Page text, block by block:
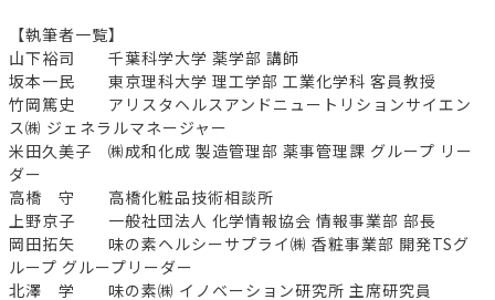
【執筆者一覧】
山下裕司 千葉科学大学 薬学部 講師
坂本一民 東京理科大学 理工学部 工業化学科 客員教授
竹岡篤史 アリスタヘルスアンドニュートリションサイエン
ス㈱ ジェネラルマネージャー
米田久美子 ㈱成和化成 製造管理部 薬事管理課 グループ リー
ダー
高橋 守 高橋化粧品技術相談所
上野京子 一般社団法人 化学情報協会 情報事業部 部長
岡田拓矢 味の素ヘルシーサプライ㈱ 香粧事業部 開発TSグ
ループ グループリーダー
北澤 学 味の素㈱ イノベーション研究所 主席研究員